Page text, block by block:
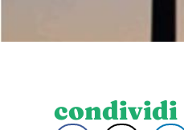
condividi